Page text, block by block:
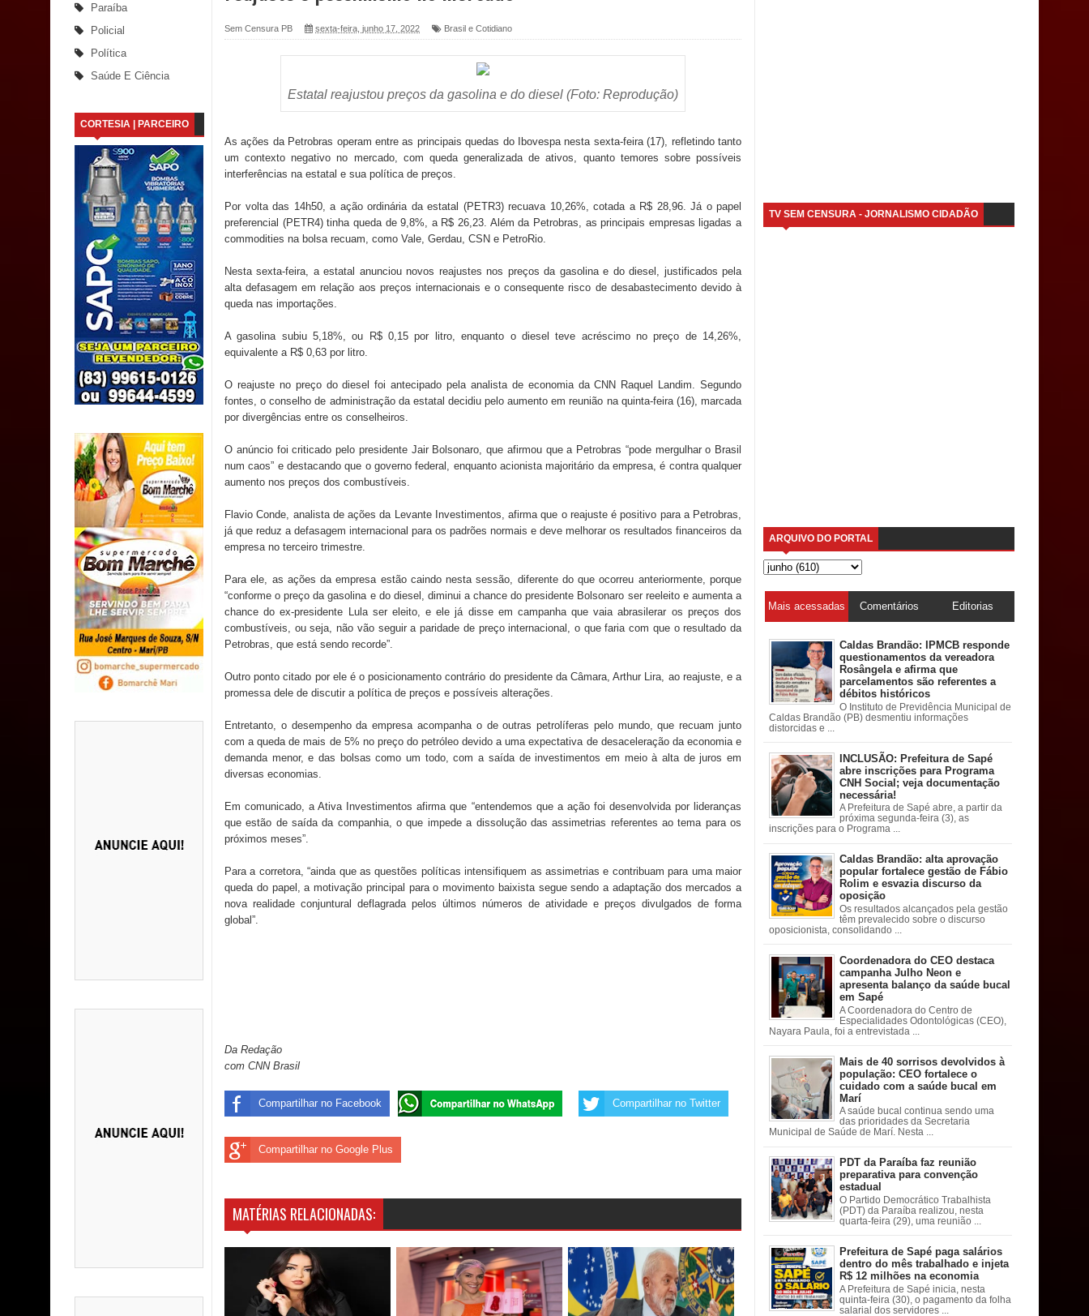
Saúde Bucal: Mais de 470 próteses dentárias já foram entregues pela Prefeitura de Sapé em 2026
Caldas Brandão: Tradicional Festa de Santana 2026 será neste sábado (25) e deve atrair grande público
Nota de pesar: Câmara de Marí lamenta a morte da ex-vereadora Neta do Sindicato
Prefeito Major Sidnei busca em Brasília recursos para nova Casa de Acolhida e CRAS de Sapé
Denise Ribeiro toma posse no Diretório Nacional do PDT durante Convenção em Brasília
Dois Gigantes da Poesia Paraibana inspiram a IV FEIRA LITERÁRIA DO BREJO em Guarabira
Vereador Davyd Matias reúne cerca de 200 lideranças em apoio à pré-candidatura de Denise Ribeiro à
Assembleia Legislativa
Mari marca presença no maior evento de saúde pública do planeta com foco na qualificação dos serviços do
SUS
MULUNGU: Servidora revela Perseguição na Gestão de Daniella Ribeiro e prática repudiável revolta
população
Caldas Brandão: IPMCB responde questionamentos da vereadora Rosângela e afirma que parcelamentos
são referentes a débitos históricos
Paraíba
Policial
Política
Saúde E Ciência
CORTESIA | PARCEIRO
Sem Censura PB sexta-feira, junho 17, 2022 Brasil e Cotidiano
Estatal reajustou preços da gasolina e do diesel (Foto: Reprodução)
As ações da Petrobras operam entre as principais quedas do Ibovespa nesta sexta-feira (17), refletindo tanto
um contexto negativo no mercado, com queda generalizada de ativos, quanto temores sobre possíveis
interferências na estatal e sua política de preços.
Por volta das 14h50, a ação ordinária da estatal (PETR3) recuava 10,26%, cotada a R$ 28,96. Já o papel
preferencial (PETR4) tinha queda de 9,8%, a R$ 26,23. Além da Petrobras, as principais empresas ligadas a
commodities na bolsa recuam, como Vale, Gerdau, CSN e PetroRio.
Nesta sexta-feira, a estatal anunciou novos reajustes nos preços da gasolina e do diesel, justificados pela
alta defasagem em relação aos preços internacionais e o consequente risco de desabastecimento devido à
queda nas importações.
A gasolina subiu 5,18%, ou R$ 0,15 por litro, enquanto o diesel teve acréscimo no preço de 14,26%,
equivalente a R$ 0,63 por litro.
O reajuste no preço do diesel foi antecipado pela analista de economia da CNN Raquel Landim. Segundo
fontes, o conselho de administração da estatal decidiu pelo aumento em reunião na quinta-feira (16), marcada
por divergências entre os conselheiros.
O anúncio foi criticado pelo presidente Jair Bolsonaro, que afirmou que a Petrobras “pode mergulhar o Brasil
num caos” e destacando que o governo federal, enquanto acionista majoritário da empresa, é contra qualquer
aumento nos preços dos combustíveis.
Flavio Conde, analista de ações da Levante Investimentos, afirma que o reajuste é positivo para a Petrobras,
já que reduz a defasagem internacional para os padrões normais e deve melhorar os resultados financeiros da
empresa no terceiro trimestre.
Para ele, as ações da empresa estão caindo nesta sessão, diferente do que ocorreu anteriormente, porque
“conforme o preço da gasolina e do diesel, diminui a chance do presidente Bolsonaro ser reeleito e aumenta a
chance do ex-presidente Lula ser eleito, e ele já disse em campanha que vaia abrasilerar os preços dos
combustíveis, ou seja, não vão seguir a paridade de preço internacional, o que faria com que o resultado da
Petrobras, que está sendo recorde”.
Outro ponto citado por ele é o posicionamento contrário do presidente da Câmara, Arthur Lira, ao reajuste, e a
promessa dele de discutir a política de preços e possíveis alterações.
Entretanto, o desempenho da empresa acompanha o de outras petrolíferas pelo mundo, que recuam junto
com a queda de mais de 5% no preço do petróleo devido a uma expectativa de desaceleração da economia e
demanda menor, e das bolsas como um todo, com a saída de investimentos em meio à alta de juros em
diversas economias.
Em comunicado, a Ativa Investimentos afirma que “entendemos que a ação foi desenvolvida por lideranças
que estão de saída da companhia, o que impede a dissolução das assimetrias referentes ao tema para os
próximos meses”.
Para a corretora, “ainda que as questões políticas intensifiquem as assimetrias e contribuam para uma maior
queda do papel, a motivação principal para o movimento baixista segue sendo a adaptação dos mercados a
nova realidade conjuntural deflagrada pelos últimos números de atividade e preços divulgados de forma
global”.
Da Redação
com CNN Brasil
Compartilhar no Facebook Compartilhar no Twitter
Compartilhar no Google Plus
MATÉRIAS RELACIONADAS:
TV SEM CENSURA - JORNALISMO CIDADÃO
ARQUIVO DO PORTAL
Mais acessadas Comentários Editorias
Caldas Brandão: IPMCB responde
questionamentos da vereadora
Rosângela e afirma que
parcelamentos são referentes a
débitos históricos
O Instituto de Previdência Municipal de
Caldas Brandão (PB) desmentiu informações
distorcidas e ...
INCLUSÃO: Prefeitura de Sapé
abre inscrições para Programa
CNH Social; veja documentação
necessária!
A Prefeitura de Sapé abre, a partir da
próxima segunda-feira (3), as
inscrições para o Programa ...
Caldas Brandão: alta aprovação
popular fortalece gestão de Fábio
Rolim e esvazia discurso da
oposição
Os resultados alcançados pela gestão
têm prevalecido sobre o discurso
oposicionista, consolidando ...
Coordenadora do CEO destaca
campanha Julho Neon e
apresenta balanço da saúde bucal
em Sapé
A Coordenadora do Centro de
Especialidades Odontológicas (CEO),
Nayara Paula, foi a entrevistada ...
Mais de 40 sorrisos devolvidos à
população: CEO fortalece o
cuidado com a saúde bucal em
Marí
A saúde bucal continua sendo uma
das prioridades da Secretaria
Municipal de Saúde de Marí. Nesta ...
PDT da Paraíba faz reunião
preparativa para convenção
estadual
O Partido Democrático Trabalhista
(PDT) da Paraíba realizou, nesta
quarta-feira (29), uma reunião ...
Prefeitura de Sapé paga salários
dentro do mês trabalhado e injeta
R$ 12 milhões na economia
A Prefeitura de Sapé inicia, nesta
quinta-feira (30), o pagamento da folha
salarial dos servidores ...